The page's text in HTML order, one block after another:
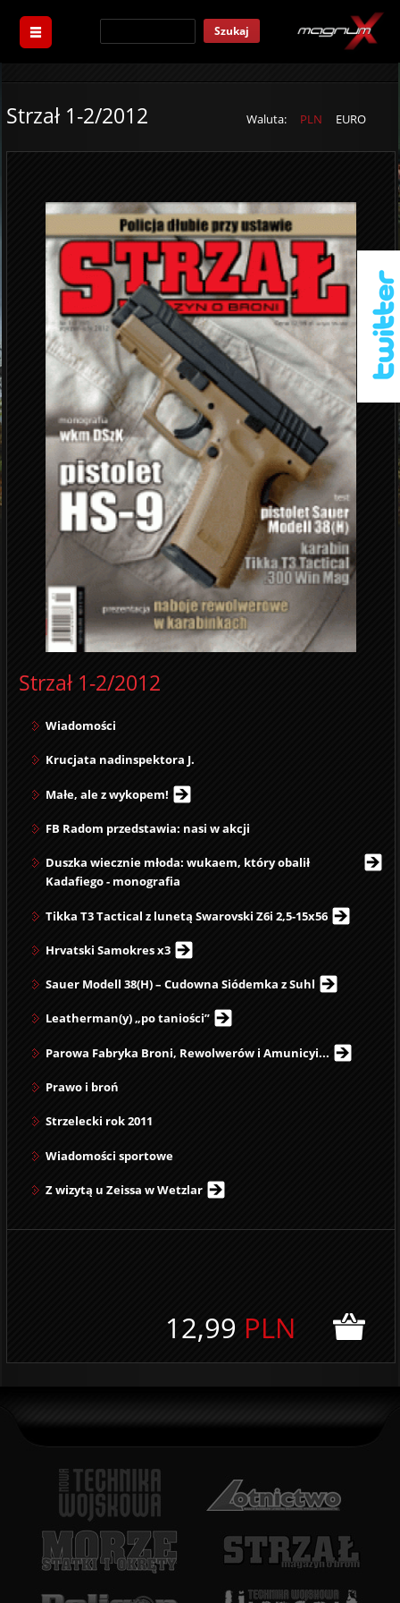
Szukaj
Waluta: PLN EURO
Strzał 1-2/2012
Strzał 1-2/2012
Wiadomości
Krucjata nadinspektora J.
Małe, ale z wykopem!
FB Radom przedstawia: nasi w akcji
Duszka wiecznie młoda: wukaem, który obalił
Kadafiego - monografia
Tikka T3 Tactical z lunetą Swarovski Z6i 2,5-15x56
Hrvatski Samokres x3
Sauer Modell 38(H) – Cudowna Siódemka z Suhl
Leatherman(y) „po taniości”
Parowa Fabryka Broni, Rewolwerów i Amunicyi...
Prawo i broń
Strzelecki rok 2011
Wiadomości sportowe
Z wizytą u Zeissa w Wetzlar
12,99 PLN